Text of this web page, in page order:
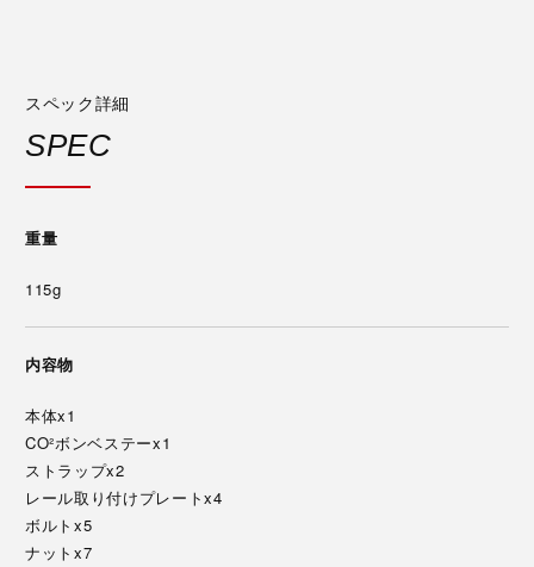
スペック詳細
SPEC
重量
115g
内容物
本体x1
CO²ボンベステーx1
ストラップx2
レール取り付けプレートx4
ボルトx5
ナットx7